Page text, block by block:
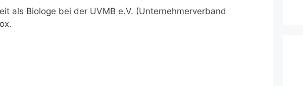
als Biologe bei der UVMB e.V. (Unternehmerverband